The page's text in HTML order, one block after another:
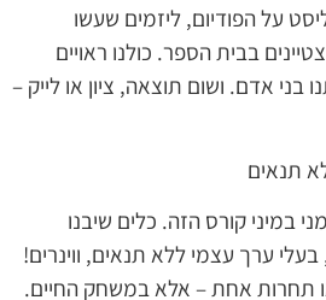
הפודיום, ליזמים שעשו
בבית הספר. כולנו ראויים
אדם. ושום תוצאה, ציון או לייק –
קורס הזה. כלים שיבנו
ערך עצמי ללא תנאים, ווינרים!
אחת – אלא במשחק החיים.